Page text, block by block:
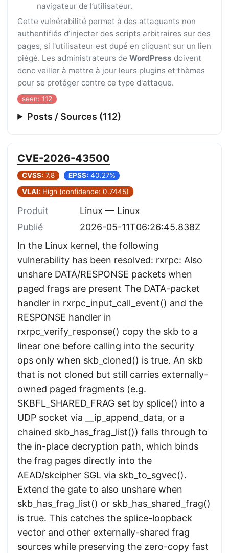
navigateur de l’utilisateur.
Cette vulnérabilité permet à des attaquants non
authentifiés d’injecter des scripts arbitraires sur des
pages, si l'utilisateur est dupé en cliquant sur un lien
piégé. Les administrateurs deWordPress doivent
donc veiller à mettre à jour leurs plugins et thèmes
pour se protéger contre ce type d'attaque.
seen: 112
Posts / Sources (112)
CVE-2026-43500
CVSS: 7.8 EPSS: 40.27%
VLAI: High (confidence: 0.7445)
Produit
Linux — Linux
Publié
2026-05-11T06:26:45.838Z
In the Linux kernel, the following
vulnerability has been resolved: rxrpc: Also
unshare DATA/RESPONSE packets when
paged frags are present The DATA-packet
handler in rxrpc_input_call_event() and the
RESPONSE handler in
rxrpc_verify_response() copy the skb to a
linear one before calling into the security
ops only when skb_cloned() is true. An skb
that is not cloned but still carries externally-
owned paged fragments (e.g.
SKBFL_SHARED_FRAG set by splice() into a
UDP socket via __ip_append_data, or a
chained skb_has_frag_list()) falls through to
the in-place decryption path, which binds
the frag pages directly into the
AEAD/skcipher SGL via skb_to_sgvec().
Extend the gate to also unshare when
skb_has_frag_list() or skb_has_shared_frag()
is true. This catches the splice-loopback
vector and other externally-shared frag
sources while preserving the zero-copy fast